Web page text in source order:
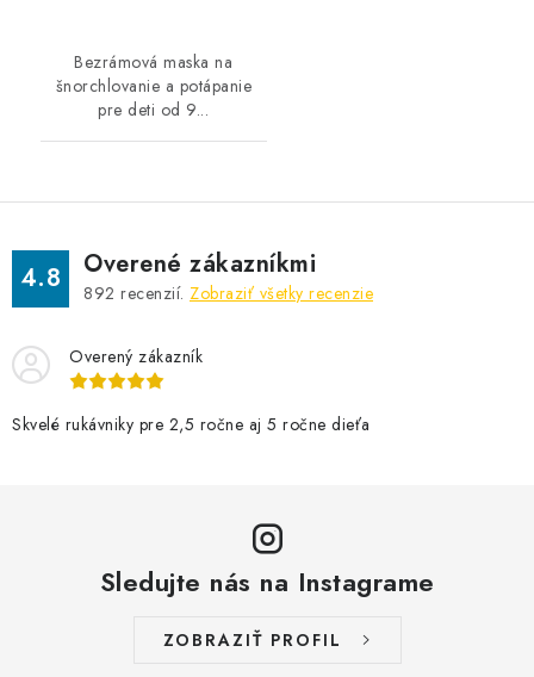
Bezrámová maska na
šnorchlovanie a potápanie
pre deti od 9...
4.8 Overené zákazníkmi
892 recenzií. Zobraziť všetky recenzie
Overený zákazník
Skvelé rukávniky pre 2,5 ročne aj 5 ročne dieťa
Sledujte nás na Instagrame
ZOBRAZIŤ PROFIL